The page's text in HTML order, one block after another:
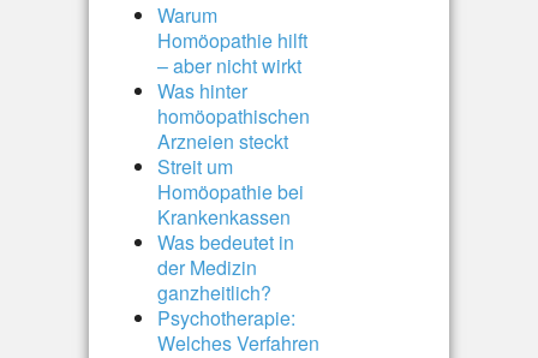
Warum
Homöopathie hilft
– aber nicht wirkt
Was hinter
homöopathischen
Arzneien steckt
Streit um
Homöopathie bei
Krankenkassen
Was bedeutet in
der Medizin
ganzheitlich?
Psychotherapie:
Welches Verfahren